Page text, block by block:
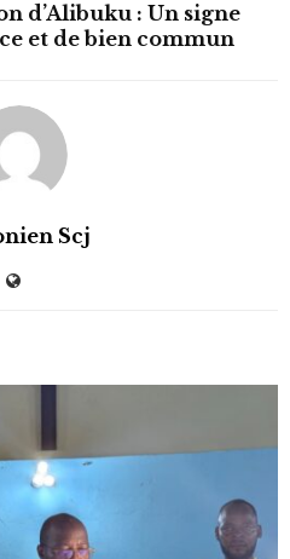
d’Alibuku : Un signe
et de bien commun
Scj